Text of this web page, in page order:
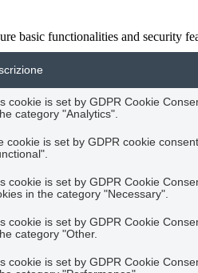
basic functionalities and security
cookie is set by GDPR Cookie
category "Analytics".
cookie is set by GDPR cookie
cookie is set by GDPR Cookie
in the category "Necessary".
cookie is set by GDPR Cookie
category "Other.
cookie is set by GDPR Cookie